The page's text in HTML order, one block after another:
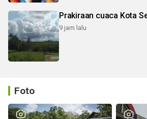
Prakiraan cuaca Kota
9 jam lalu
Foto